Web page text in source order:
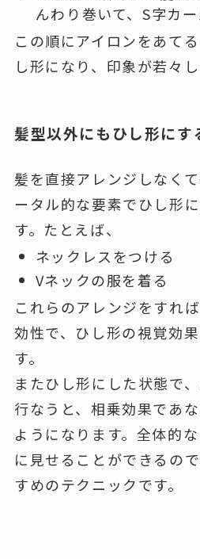
んわり巻いて、S字カ
この順にアイロンをあて
し形になり、印象が若々し
髪型以外にもひし形にす
髪を直接アレンジしなく
ータル的な要素でひし形
す。たとえば、
ネックレスをつける
Vネックの服を着る
これらのアレンジをすれ
効性で、ひし形の視覚効
す。
またひし形にした状態で
行なうと、相乗効果であ
ようになります。全体的
に見せることができるの
すめのテクニックです。